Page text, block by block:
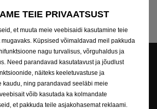
Broneeri proovisõit
TEIE PRIVAATSUST
et muuta meie veebisaidi kasutamine teie
Küpsised võimaldavad meil pakkuda
nagu turvalisus, võrguhaldus ja
Need parandavad kasutatavust ja jõudlust
näiteks keeletuvastuse ja
kaudu, ning parandavad seeläbi meie
võib kasutada ka kolmandate
et pakkuda teile asjakohasemat reklaami.